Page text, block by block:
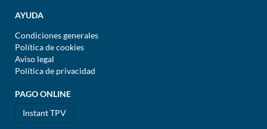
AYUDA
Condiciones generales
Política de cookies
Aviso legal
Política de privacidad
PAGO ONLINE
Instant TPV